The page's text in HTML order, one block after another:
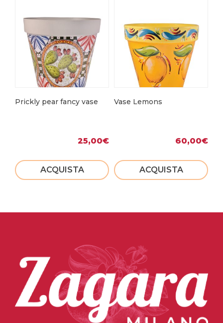
Prickly pear fancy vase
25,00€
ACQUISTA
Vase Lemons
60,00€
ACQUISTA